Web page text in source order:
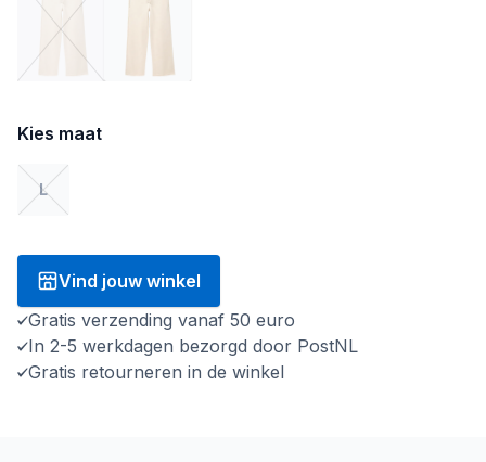
Kies maat
L
Vind jouw winkel
Gratis verzending vanaf 50 euro
In 2-5 werkdagen bezorgd door PostNL
Gratis retourneren in de winkel